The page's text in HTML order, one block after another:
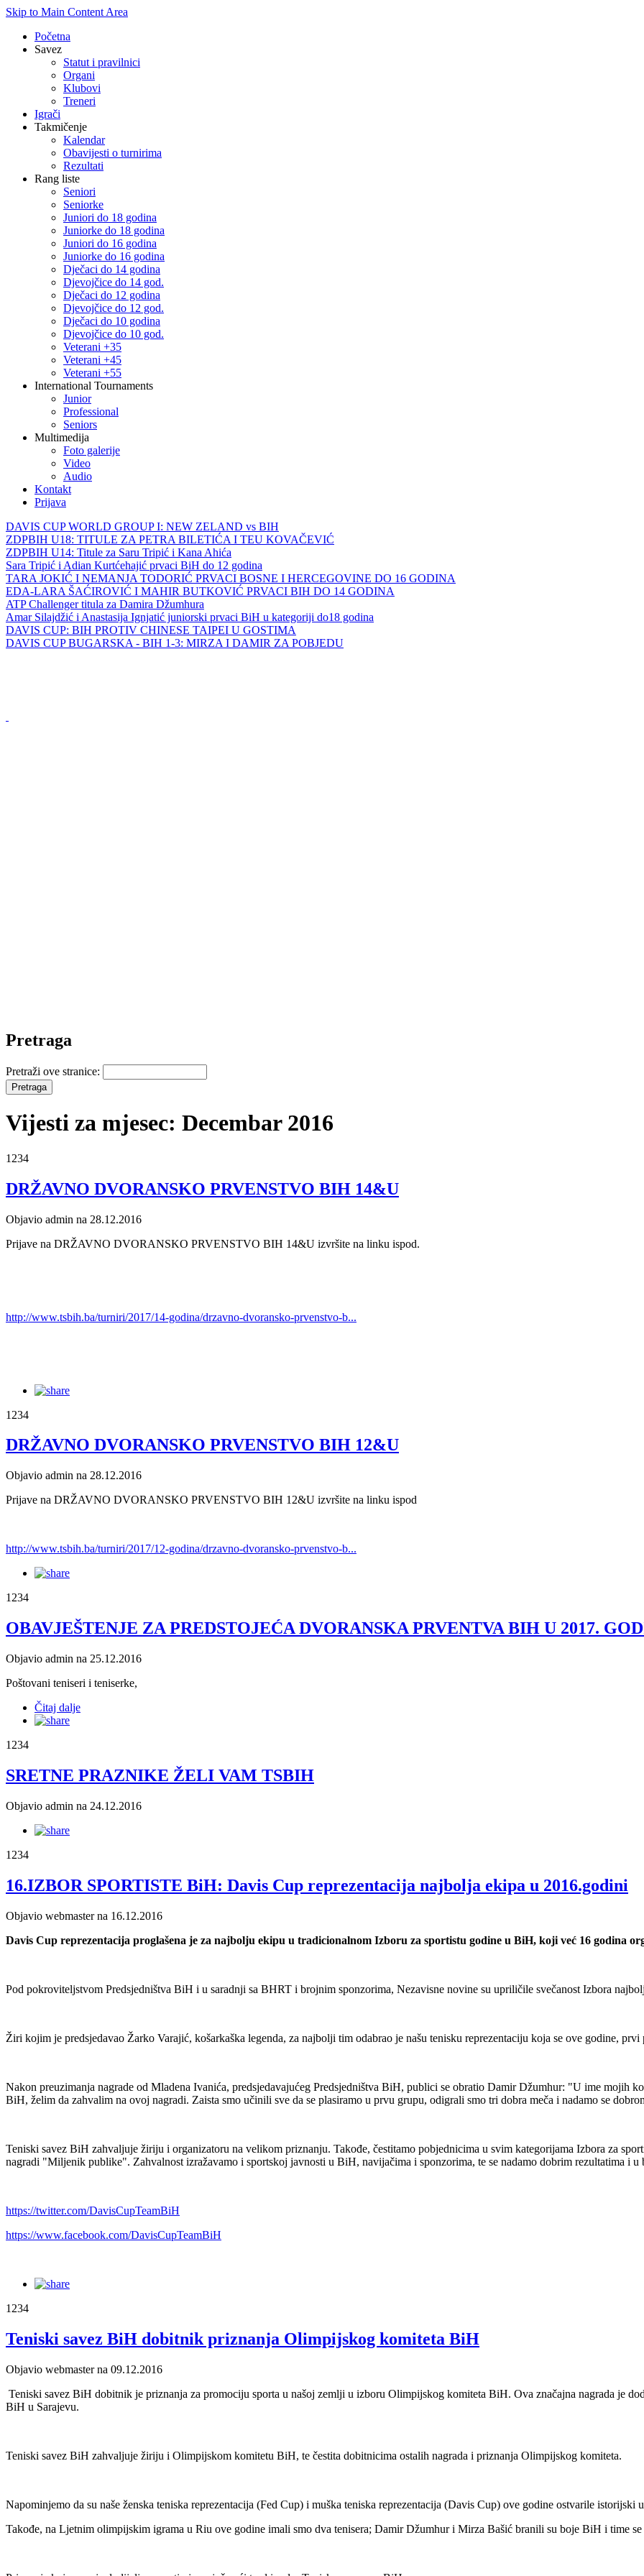
Skip to Main Content Area
Početna
Savez
Statut i pravilnici
Organi
Klubovi
Treneri
Igrači
Takmičenje
Kalendar
Obavijesti o turnirima
Rezultati
Rang liste
Seniori
Seniorke
Juniori do 18 godina
Juniorke do 18 godina
Juniori do 16 godina
Juniorke do 16 godina
Dječaci do 14 godina
Djevojčice do 14 god.
Dječaci do 12 godina
Djevojčice do 12 god.
Dječaci do 10 godina
Djevojčice do 10 god.
Veterani +35
Veterani +45
Veterani +55
International Tournaments
Junior
Professional
Seniors
Multimedija
Foto galerije
Video
Audio
Kontakt
Prijava
DAVIS CUP WORLD GROUP I: NEW ZELAND vs BIH
ZDPBIH U18: TITULE ZA PETRA BILETIĆA I TEU KOVAČEVIĆ
ZDPBIH U14: Titule za Saru Tripić i Kana Ahića
Sara Tripić i Adian Kurtćehajić prvaci BiH do 12 godina
TARA JOKIĆ I NEMANJA TODORIĆ PRVACI BOSNE I HERCEGOVINE DO 16 GODINA
EDA-LARA ŠAĆIROVIĆ I MAHIR BUTKOVIĆ PRVACI BIH DO 14 GODINA
ATP Challenger titula za Damira Džumhura
Amar Silajdžić i Anastasija Ignjatić juniorski prvaci BiH u kategoriji do18 godina
DAVIS CUP: BIH PROTIV CHINESE TAIPEI U GOSTIMA
DAVIS CUP BUGARSKA - BIH 1-3: MIRZA I DAMIR ZA POBJEDU
Pretraga
Pretraži ove stranice:
Vijesti za mjesec: Decembar 2016
1234
DRŽAVNO DVORANSKO PRVENSTVO BIH 14&U
Objavio admin na 28.12.2016
Prijave na DRŽAVNO DVORANSKO PRVENSTVO BIH 14&U izvršite na linku ispod.
http://www.tsbih.ba/turniri/2017/14-godina/drzavno-dvoransko-prvenstvo-b...
1234
DRŽAVNO DVORANSKO PRVENSTVO BIH 12&U
Objavio admin na 28.12.2016
Prijave na DRŽAVNO DVORANSKO PRVENSTVO BIH 12&U izvršite na linku ispod
http://www.tsbih.ba/turniri/2017/12-godina/drzavno-dvoransko-prvenstvo-b...
1234
OBAVJEŠTENJE ZA PREDSTOJEĆA DVORANSKA PRVENTVA BIH U 2017.
Objavio admin na 25.12.2016
Poštovani teniseri i teniserke,
Čitaj dalje
1234
SRETNE PRAZNIKE ŽELI VAM TSBIH
Objavio admin na 24.12.2016
1234
16.IZBOR SPORTISTE BiH: Davis Cup reprezentacija najbolja ekipa u 2016.godini
Objavio webmaster na 16.12.2016
Davis Cup reprezentacija proglašena je za najbolju ekipu u tradicionalnom Izboru za sportistu godine u BiH, koji već 16 godina
Pod pokroviteljstvom Predsjedništva BiH i u saradnji sa BHRT i brojnim sponzorima, Nezavisne novine su upriličile svečanost Izbora
Žiri kojim je predsjedavao Žarko Varajić, košarkaška legenda, za najbolji tim odabrao je našu tenisku reprezentaciju koja se ove godine,
Nakon preuzimanja nagrade od Mladena Ivanića, predsjedavajućeg Predsjedništva BiH, publici se obratio Damir Džumhur: "U ime mojih
BiH, želim da zahvalim na ovoj nagradi. Zaista smo učinili sve da se plasiramo u prvu grupu, odigrali smo tri dobra meča i nadamo se
Teniski savez BiH zahvaljuje žiriju i organizatoru na velikom priznanju. Takođe, čestitamo pobjednicima u svim kategorijama Izbora za
nagradi "Miljenik publike". Zahvalnost izražavamo i sportskoj javnosti u BiH, navijačima i sponzorima, te se nadamo dobrim rezultatima i u
https://twitter.com/DavisCupTeamBiH
https://www.facebook.com/DavisCupTeamBiH
1234
Teniski savez BiH dobitnik priznanja Olimpijskog komiteta BiH
Objavio webmaster na 09.12.2016
Teniski savez BiH dobitnik je priznanja za promociju sporta u našoj zemlji u izboru Olimpijskog komiteta BiH. Ova značajna nagrada je
BiH u Sarajevu.
Teniski savez BiH zahvaljuje žiriju i Olimpijskom komitetu BiH, te čestita dobitnicima ostalih nagrada i priznanja Olimpijskog komiteta.
Napominjemo da su naše ženska teniska reprezentacija (Fed Cup) i muška teniska reprezentacija (Davis Cup) ove godine ostvarile
Takođe, na Ljetnim olimpijskim igrama u Riu ove godine imali smo dva tenisera; Damir Džumhur i Mirza Bašić branili su boje BiH i time